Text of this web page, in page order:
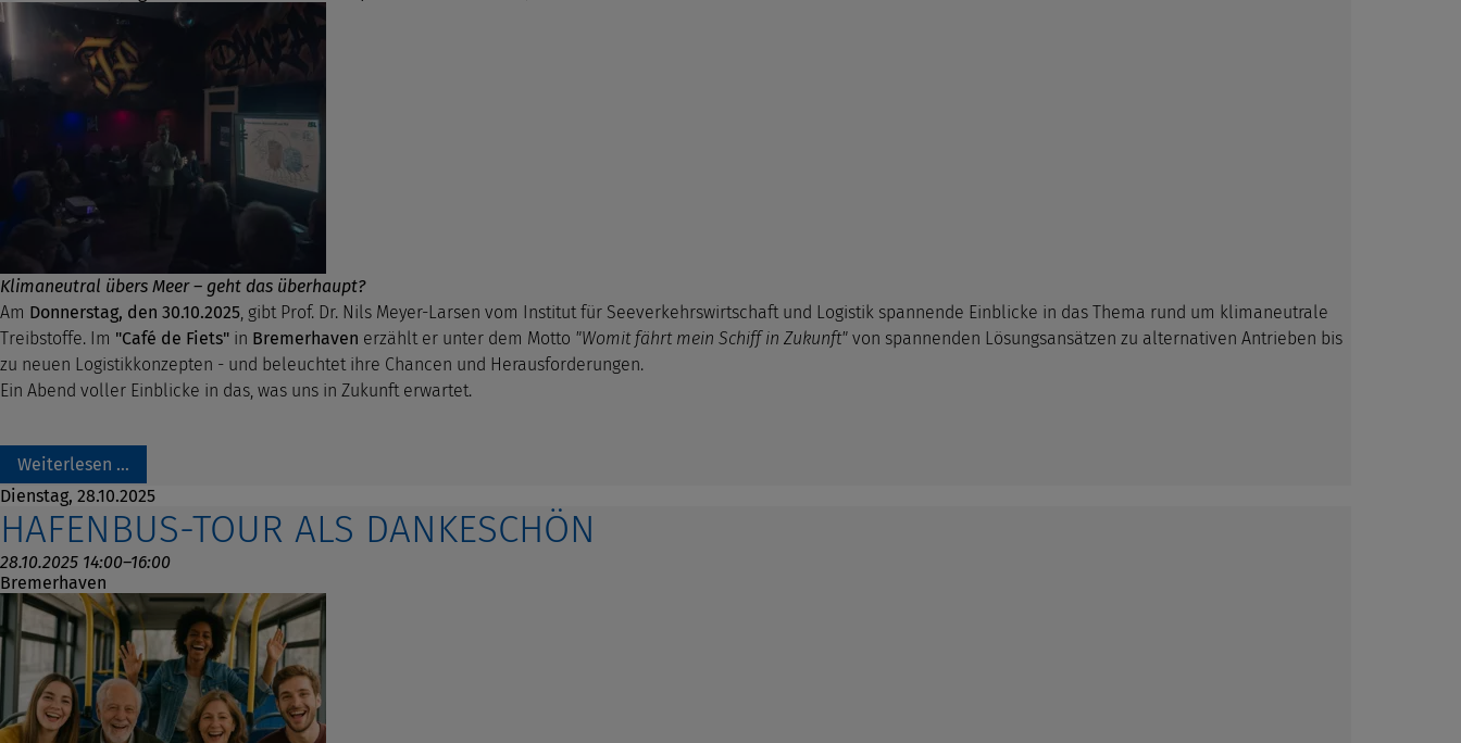
Klimaneutral übers Meer – geht das überhaupt?
Am Donnerstag, den 30.10.2025, gibt Prof. Dr. Nils Meyer-Larsen vom Institut für Seeverkehrswirtschaft und Logistik spannende Einblicke in das Thema rund um klimaneutrale
Treibstoffe. Im "Café de Fiets" in Bremerhaven erzählt er unter dem Motto "Womit fährt mein Schiff in Zukunft" von spannenden Lösungsansätzen zu alternativen Antrieben bis
zu neuen Logistikkonzepten - und beleuchtet ihre Chancen und Herausforderungen.
Ein Abend voller Einblicke in das, was uns in Zukunft erwartet.
Weiterlesen …
Dienstag, 28.10.2025
HAFENBUS-TOUR ALS DANKESCHÖN
28.10.2025 14:00–16:00
Bremerhaven